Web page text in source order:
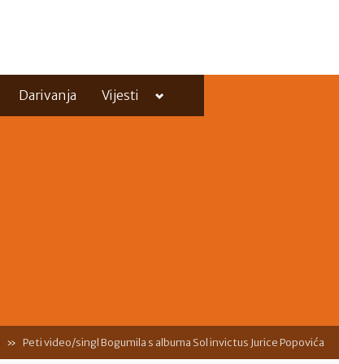
Darivanja Vijesti
Toggle
menu
Peti video/singl Bogumila s albuma Sol invictus Jurice Popovića